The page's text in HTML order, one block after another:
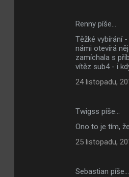
Renny píše…
Těžké vybírání
námi otevírá
zamíchala s
vítěz sub4 - i
24 listopadu,
Twigss píše…
Ono to je tím,
25 listopadu,
Sebastian píše…